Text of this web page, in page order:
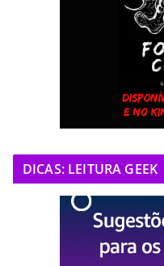
DICAS: LEITURA GEEK